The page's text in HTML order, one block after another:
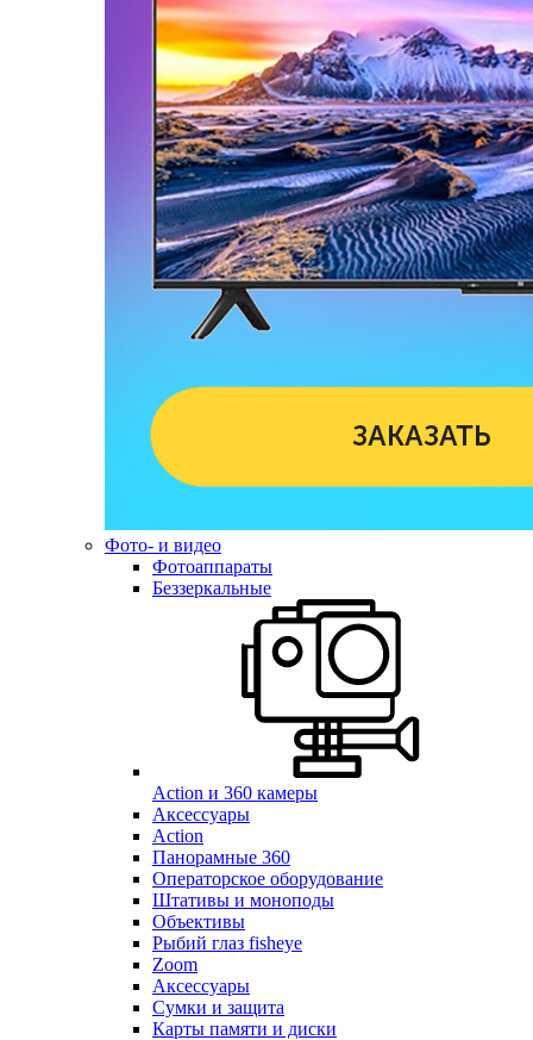
Фото- и видео
Фотоаппараты
Беззеркальные
Action и 360 камеры
Аксессуары
Action
Панорамные 360
Операторское оборудование
Штативы и моноподы
Объективы
Рыбий глаз fisheye
Zoom
Аксессуары
Сумки и защита
Карты памяти и диски